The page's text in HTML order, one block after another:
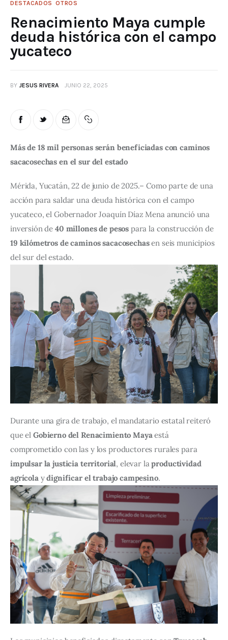
DESTACADOS OTROS
Renacimiento Maya cumple
deuda histórica con el campo
yucateco
BY JESUS RIVERA JUNIO 22, 2025
Más de 18 mil personas serán beneficiadas con caminos
sacacosechas en el sur del estado
Mérida, Yucatán, 22 de junio de 2025.– Como parte de una
acción para saldar una deuda histórica con el campo
yucateco, el Gobernador Joaquín Díaz Mena anunció una
inversión de 40 millones de pesos para la construcción de
19 kilómetros de caminos sacacosechas en seis municipios
del sur del estado.
Durante una gira de trabajo, el mandatario estatal reiteró
que el Gobierno del Renacimiento Maya está
comprometido con las y los productores rurales para
impulsar la justicia territorial, elevar la productividad
agrícola y dignificar el trabajo campesino.